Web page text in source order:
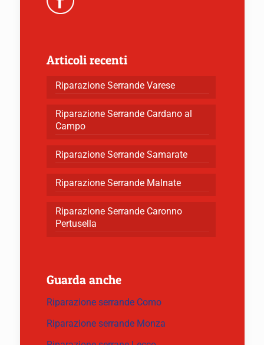
Articoli recenti
Riparazione Serrande Varese
Riparazione Serrande Cardano al
Campo
Riparazione Serrande Samarate
Riparazione Serrande Malnate
Riparazione Serrande Caronno
Pertusella
Guarda anche
Riparazione serrande Como
Riparazione serrande Monza